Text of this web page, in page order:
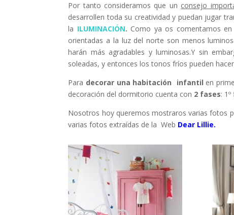
Por tanto consideramos que un consejo
desarrollen toda su creatividad y puedan jugar
la ILUMINACIÓN. Como ya os comentamos
orientadas a la luz del norte son menos
harán más agradables y luminosas.Y sin
soleadas, y entonces los tonos fríos pueden
Para decorar una habitación infantil en
decoración del dormitorio cuenta con 2 fases:
Nosotros hoy queremos mostraros varias fotos
varias fotos extraídas de la Web Dear Lillie.